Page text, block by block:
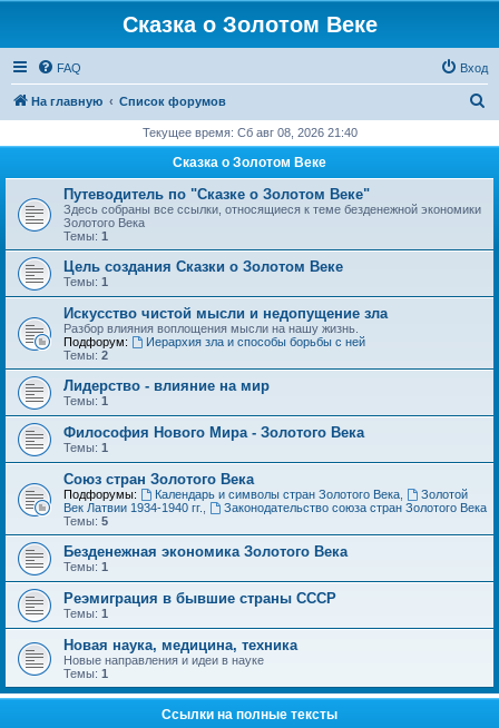
Сказка о Золотом Веке
FAQ Вход
На главную Список форумов
с
Текущее время: Сб авг 08, 2026 21:40
Сказка о Золотом Веке
Путеводитель по "Сказке о Золотом Веке"
Здесь собраны все ссылки, относящиеся к теме безденежной экономики
Золотого Века
Темы: 1
Цель создания Сказки о Золотом Веке
Темы: 1
Искусство чистой мысли и недопущение зла
Разбор влияния воплощения мысли на нашу жизнь.
Подфорум:
Иерархия зла и способы борьбы с ней
Темы: 2
Лидерство - влияние на мир
Темы: 1
Философия Нового Мира - Золотого Века
Темы: 1
Cоюз стран Золотого Века
Подфорумы: Календарь и символы стран Золотого Века,
Золотой
Век Латвии 1934-1940 гг.
Законодательство союза стран Золотого Века
Темы: 5
Безденежная экономика Золотого Века
Темы: 1
Реэмиграция в бывшие страны СССР
Темы: 1
Новая наука, медицина, техника
Новые направления и идеи в науке
Темы: 1
Ссылки на полные тексты